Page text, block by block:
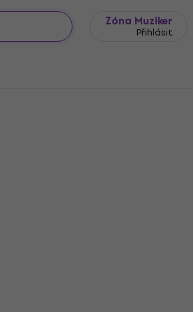
Zóna Muziker
Přihlásit